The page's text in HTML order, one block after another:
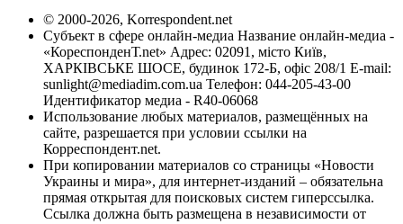
© 2000-2026, Korrespondent.net
Субъект в сфере онлайн-медиа Название онлайн-медиа -
«КореспонденТ.net» Адрес: 02091, місто Київ,
ХАРКІВСЬКЕ ШОСЕ, будинок 172-Б, офіс 208/1 E-mail:
sunlight@mediadim.com.ua Телефон: 044-205-43-00
Идентификатор медиа - R40-06068
Использование любых материалов, размещённых на
сайте, разрешается при условии ссылки на
Корреспондент.net.
При копировании материалов со страницы «Новости
Украины и мира», для интернет-изданий – обязательна
прямая открытая для поисковых систем гиперссылка.
Ссылка должна быть размещена в независимости от